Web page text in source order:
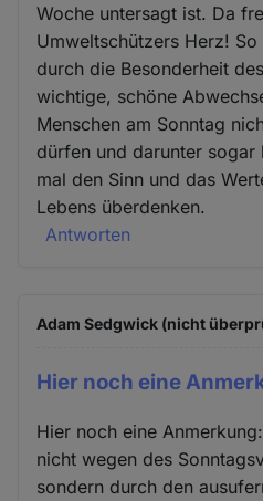
Woche untersagt ist. Da
Umweltschützers Herz!
durch die Besonderheit
wichtige, schöne
Menschen am Sonntag
dürfen und darunter
mal den Sinn und das
Lebens überdenken.
Antworten
Adam Sedgwick (nicht
Hier noch eine
Hier noch eine
nicht wegen des
sondern durch den